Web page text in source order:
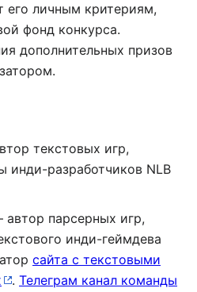
его личным критериям,
фонд конкурса.
дополнительных призов
текстовых игр,
инди-разработчиков NLB
парсерных игр,
инди-геймдева
сайта с текстовыми
. Телеграм канал команды